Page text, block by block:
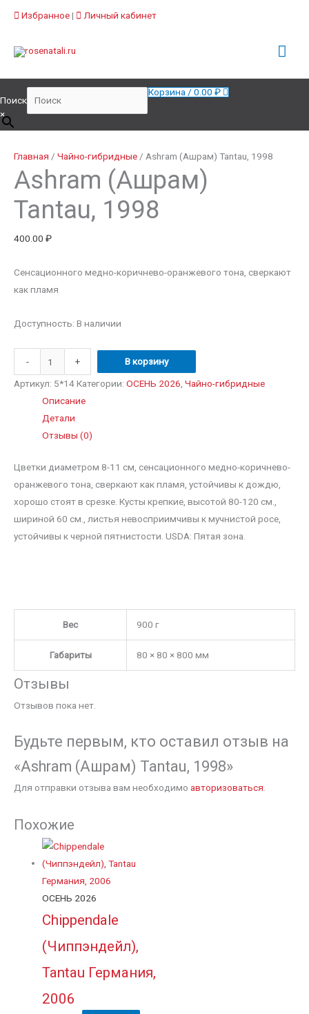
Избранное| Личный кабинет
Поиск
×
Корзина / 0.00 ₽
Главная / Чайно-гибридные/ Ashram (Ашрам) Tantau, 1998
Ashram (Ашрам)
Tantau, 1998
400.00 ₽
Сенсационного медно-коричнево-оранжевого тона, сверкают
как пламя
Доступность: В наличии
-
товара
Ashram
(Ашрам)
Tantau,
+
В корзину
Артикул: 5*14Категории: ОСЕНЬ 2026 Чайно-гибридные
Описание
Детали
Отзывы (0)
Цветки диаметром 8-11 см, сенсационного медно-коричнево-
оранжевого тона, сверкают как пламя, устойчивы к дождю,
хорошо стоят в срезке. Кусты крепкие, высотой 80-120 см.,
шириной 60 см., листья невосприимчивы к мучнистой росе,
устойчивы к черной пятнистости. USDA: Пятая зона.
Вес 900 г
Габариты 80 × 80 × 800 мм
Отзывы
Отзывов пока нет.
Будьте первым, кто оставил отзыв на
«Ashram (Ашрам) Tantau, 1998»
Для отправки отзыва вам необходимо авторизоваться
Похожие
ОСЕНЬ 2026
Chippendale
(Чиппэндейл),
Tantau Германия,
2006